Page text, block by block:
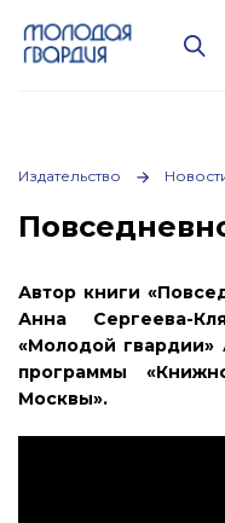
Издательство
Автор книги
Анна Сергеева-
«Молодой гвардии»
программы
Москвы».